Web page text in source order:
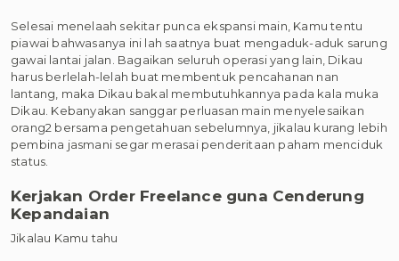
Selesai menelaah sekitar punca ekspansi main, Kamu tentu
piawai bahwasanya ini lah saatnya buat mengaduk-aduk sarung
gawai lantai jalan. Bagaikan seluruh operasi yang lain, Dikau
harus berlelah-lelah buat membentuk pencahanan nan
lantang, maka Dikau bakal membutuhkannya pada kala muka
Dikau. Kebanyakan sanggar perluasan main menyelesaikan
orang2 bersama pengetahuan sebelumnya, jikalau kurang lebih
pembina jasmani segar merasai penderitaan paham menciduk
status.
Kerjakan Order Freelance guna Cenderung
Kepandaian
Jikalau Kamu tahu